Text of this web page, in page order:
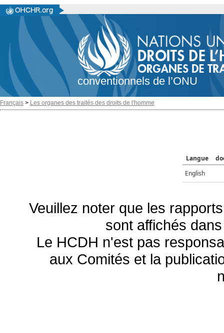
conventionnels de l’ONU
Français > Les organes des traités des droits de l'homme
Langue
English
Veuillez noter que les
sont affichés
Le HCDH n'est pas
aux Comités et la